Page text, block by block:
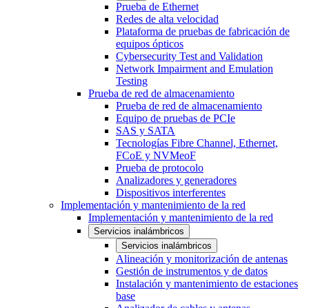
Prueba de Ethernet
Redes de alta velocidad
Plataforma de pruebas de fabricación de
equipos ópticos
Cybersecurity Test and Validation
Network Impairment and Emulation
Testing
Prueba de red de almacenamiento
Prueba de red de almacenamiento
Equipo de pruebas de PCIe
SAS y SATA
Tecnologías Fibre Channel, Ethernet,
FCoE y NVMeoF
Prueba de protocolo
Analizadores y generadores
Dispositivos interferentes
Implementación y mantenimiento de la red
Implementación y mantenimiento de la red
Servicios inalámbricos
Servicios inalámbricos
Alineación y monitorización de antenas
Gestión de instrumentos y de datos
Instalación y mantenimiento de estaciones
base